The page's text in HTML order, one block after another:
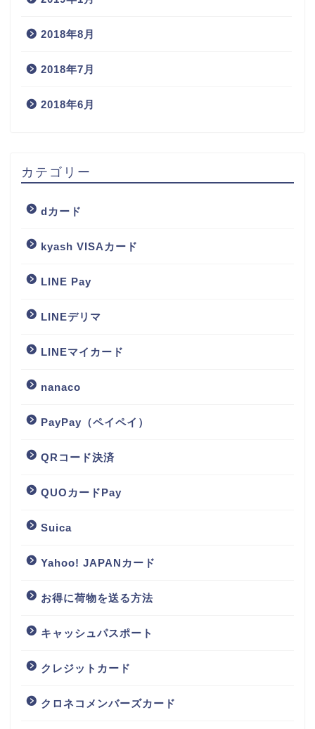
2018年8月
2018年7月
2018年6月
カテゴリー
dカード
kyash VISAカード
LINE Pay
LINEデリマ
LINEマイカード
nanaco
PayPay（ペイペイ）
QRコード決済
QUOカードPay
Suica
Yahoo! JAPANカード
お得に荷物を送る方法
キャッシュパスポート
クレジットカード
クロネコメンバーズカード